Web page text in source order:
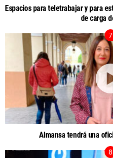
Espacios para teletrabajar y para
de carga
Almansa tendrá una